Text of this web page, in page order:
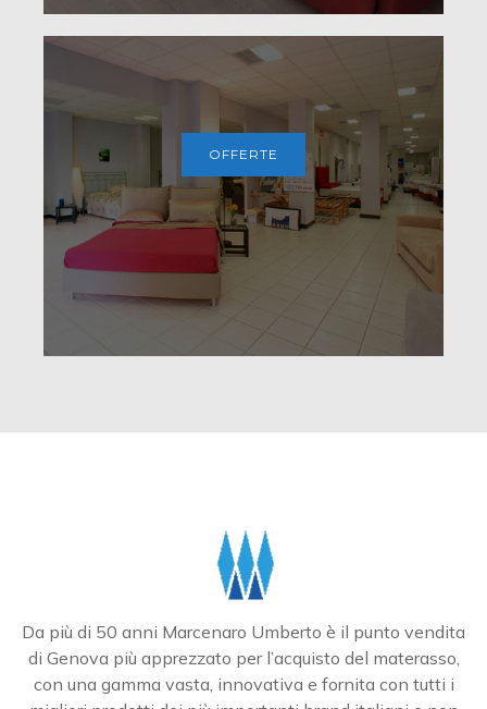
OFFERTE
Da più di 50 anni Marcenaro Umberto è il punto vendita
di Genova più apprezzato per l’acquisto del materasso,
con una gamma vasta, innovativa e fornita con tutti i